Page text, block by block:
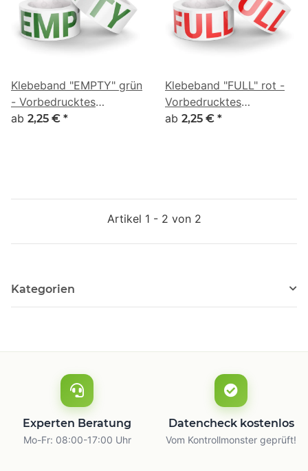
Klebeband "EMPTY" grün
- Vorbedrucktes
Kennzeichnungsband für
ab 2,25 € *
Klebeband "FULL" rot -
Vorbedrucktes
Kennzeichnungsband für
ab 2,25 € *
Artikel 1 - 2 von 2
Kategorien
Experten Beratung
Mo-Fr: 08:00-17:00 Uhr
Datencheck kostenlos
Vom Kontrollmonster geprüft!